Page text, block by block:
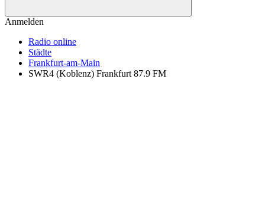
Anmelden
Radio online
Städte
Frankfurt-am-Main
SWR4 (Koblenz) Frankfurt 87.9 FM